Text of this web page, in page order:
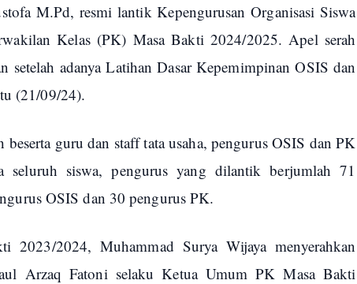
M.Pd, resmi lantik Kepengurusan Organisasi Siswa
Kelas (PK) Masa Bakti 2024/2025. Apel serah
setelah adanya Latihan Dasar Kepemimpinan OSIS dan
(21/09/24).
guru dan staff tata usaha, pengurus OSIS dan PK
seluruh siswa, pengurus yang dilantik berjumlah 71
OSIS dan 30 pengurus PK.
2023/2024, Muhammad Surya Wijaya menyerahkan
Arzaq Fatoni selaku Ketua Umum PK Masa Bakti